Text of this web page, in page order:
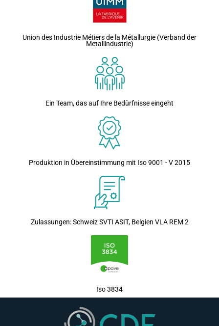
Union des Industrie Métiers de la Métallurgie (Verband der
Metallindustrie)
Ein Team, das auf Ihre Bedürfnisse eingeht
Produktion in Übereinstimmung mit Iso 9001 - V 2015
Zulassungen: Schweiz SVTI ASIT, Belgien VLA REM 2
Iso 3834